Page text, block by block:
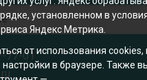
установленном в
Яндекс Метрика.
от использования cookies,
в браузере. Также
77-01